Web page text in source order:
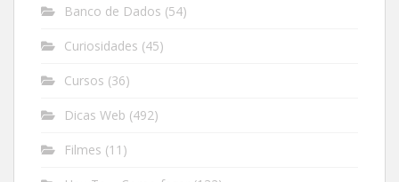
Banco de Dados (54)
Curiosidades (45)
Cursos (36)
Dicas Web (492)
Filmes (11)